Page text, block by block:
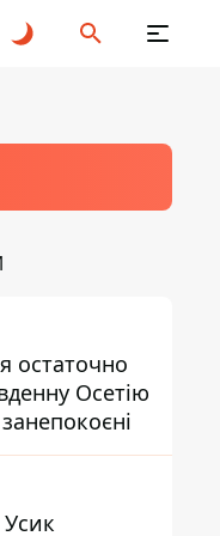
остаточно
Осетію
Усик